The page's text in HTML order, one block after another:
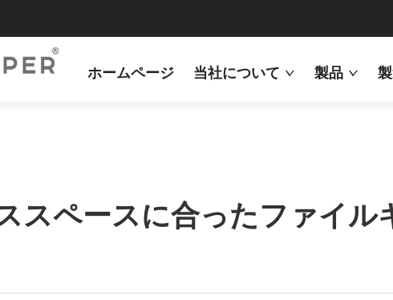
ホームページ 当社について 製品
スペースに合ったファイル